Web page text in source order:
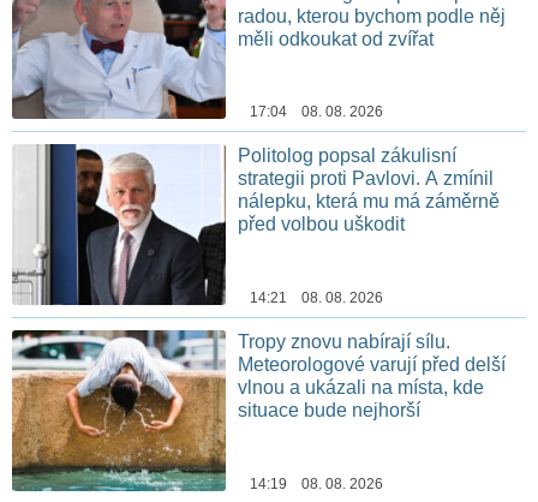
radou, kterou bychom podle něj
měli odkoukat od zvířat
17:04 08. 08. 2026
Politolog popsal zákulisní
strategii proti Pavlovi. A zmínil
nálepku, která mu má záměrně
před volbou uškodit
14:21 08. 08. 2026
Tropy znovu nabírají sílu.
Meteorologové varují před delší
vlnou a ukázali na místa, kde
situace bude nejhorší
14:19 08. 08. 2026